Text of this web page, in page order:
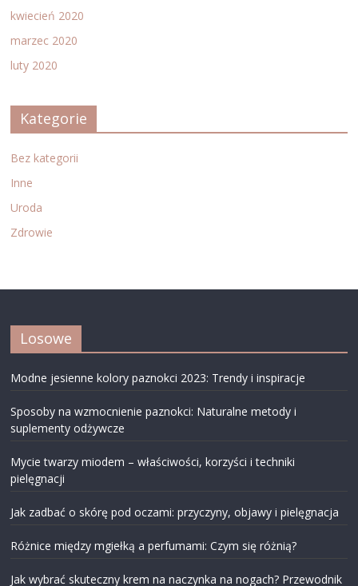
kwiecień 2020
marzec 2020
luty 2020
Kategorie
Bez kategorii
Inne
Uroda
Zdrowie
Losowe
Modne jesienne kolory paznokci 2023: Trendy i inspiracje
Sposoby na wzmocnienie paznokci: Naturalne metody i
suplementy odżywcze
Mycie twarzy miodem – właściwości, korzyści i techniki
pielęgnacji
Jak zadbać o skórę pod oczami: przyczyny, objawy i pielęgnacja
Różnice między mgiełką a perfumami: Czym się różnią?
Jak wybrać skuteczny krem na naczynka na nogach? Przewodnik